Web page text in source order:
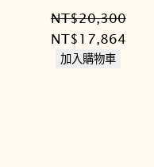
NT$20,300
原
始
NT$17,864目
加入購物車